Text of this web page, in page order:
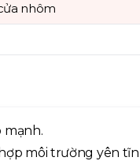
nhôm
mạnh.
môi trường yên